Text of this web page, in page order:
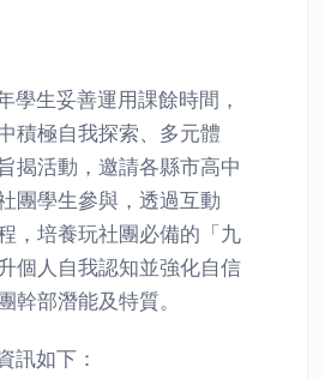
生妥善運用課餘時間，
積極自我探索、多元體
揭活動，邀請各縣市高中
團學生參與，透過互動
，培養玩社團必備的「九
個人自我認知並強化自信
幹部潛能及特質。
如下：